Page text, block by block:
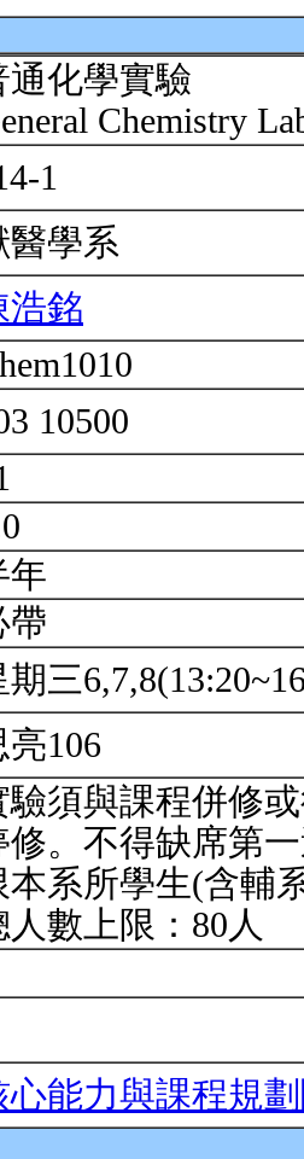
通化學實驗
Chemistry
1
醫學系
浩銘
10500
年
帶
期三
亮106
驗須與課程併修
修。不得缺席第
本系所學生(含輔
人數上限：80人
心能力與課程規